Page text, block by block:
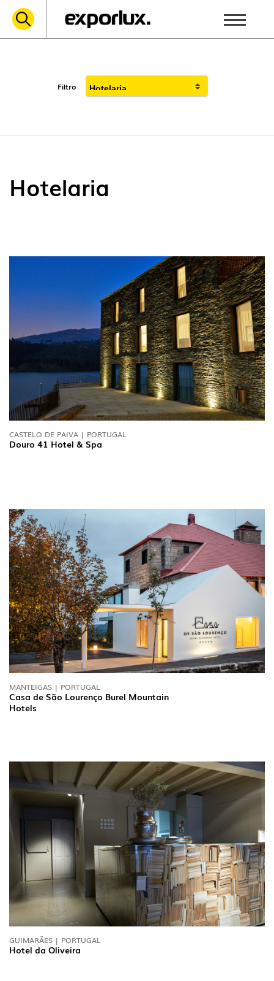
Filtro
Hotelaria
CASTELO DE PAIVA | PORTUGAL
Douro 41 Hotel & Spa
MANTEIGAS | PORTUGAL
Casa de São Lourenço Burel Mountain
Hotels
GUIMARÃES | PORTUGAL
Hotel da Oliveira